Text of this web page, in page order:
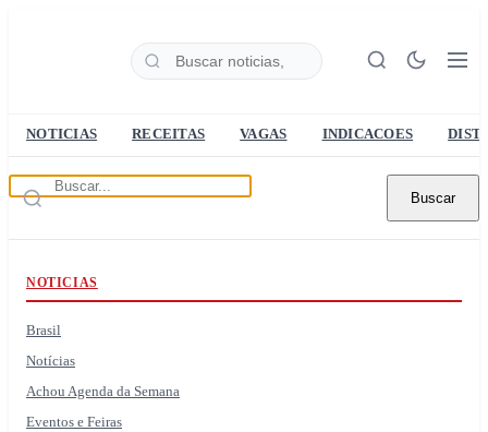
NOTICIAS RECEITAS VAGAS INDICACOES
Buscar
NOTICIAS
Brasil
Notícias
Achou Agenda da Semana
Eventos e Feiras